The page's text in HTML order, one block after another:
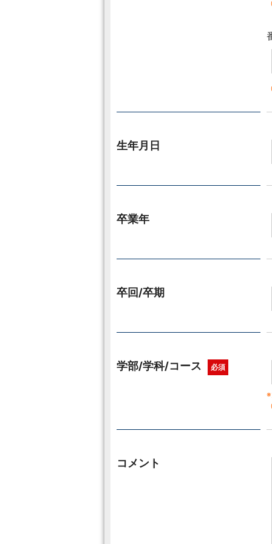
生年月日
卒業年
卒回/卒期
学部/学科/コース 必須
※
コメント